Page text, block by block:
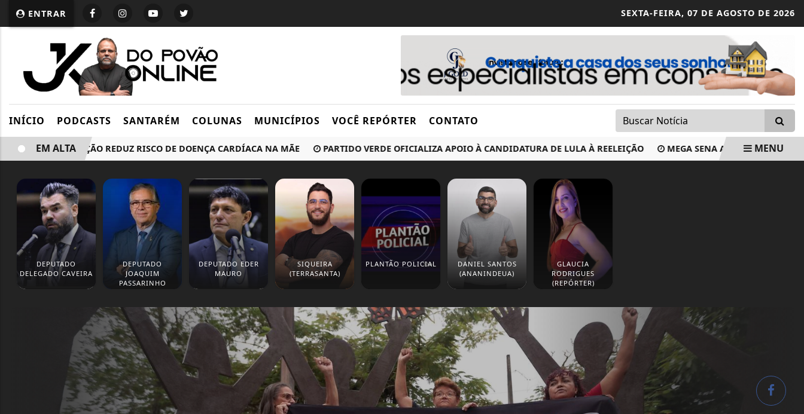
ENTRAR SEXTA-FEIRA, 07 DE AGOSTO DE 2026
INÍCIO PODCASTS SANTARÉM COLUNAS MUNICÍPIOS VOCÊ REPÓRTER CONTATO
AMAMENTAÇÃO REDUZ RISCO DE DOENÇA CARDÍACA NA MÃE PARTIDO VERDE OFICIALIZA APOIO À CANDIDATURA DE LULA À REELEIÇÃO MEGA SENA ACUMULA E PODE
EM ALTA MENU
DEPUTADO
DELEGADO CAVEIRA
DEPUTADO
JOAQUIM
PASSARINHO
DEPUTADO EDER
MAURO
SIQUEIRA
(TERRASANTA)
PLANTÃO POLICIAL
DANIEL SANTOS
(ANANINDEUA)
GLAUCIA
RODRIGUES
(REPÓRTER)